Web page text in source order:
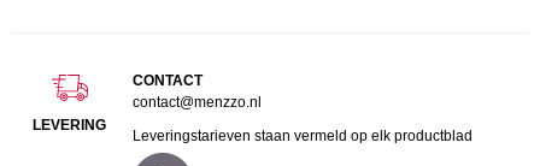
LEVERING
CONTACT
contact@menzzo.nl
Leveringstarieven staan vermeld op elk productblad